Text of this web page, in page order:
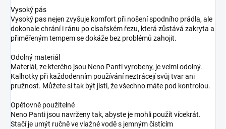
Vysoký pás
Vysoký pas nejen zvyšuje komfort při nošení spodního prádla, ale
dokonale chrání i ránu po císařském řezu, která zůstává zakryta a
přiměřeným tempem se dokáže bez problémů zahojit.
Odolný materiál
Materiál, ze kterého jsou Neno Panti vyrobeny, je velmi odolný.
Kalhotky při každodenním používání neztrácejí svůj tvar ani
pružnost. Můžete si tak být jisti, že všechno máte pod kontrolou.
Opětovně použitelné
Neno Panti jsou navrženy tak, abyste je mohli použít vícekrát.
Stačí je umýt ručně ve vlažné vodě s jemným čistícím